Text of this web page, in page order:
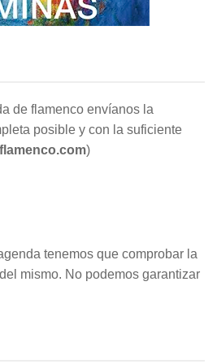
de flamenco envíanos la
posible y con la suficiente
)
tenemos que comprobar la
mismo. No podemos garantizar